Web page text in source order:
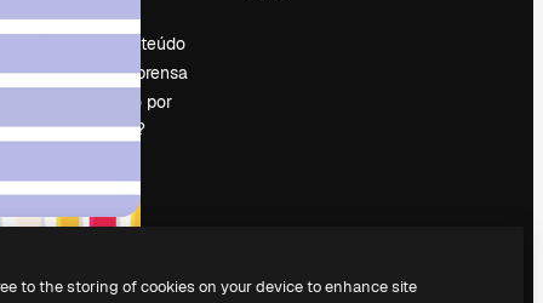
Slidesgo
Vender conteúdo
Sala de imprensa
Procurando por
magnific.ai?
to the storing of cookies on your device to enhance site